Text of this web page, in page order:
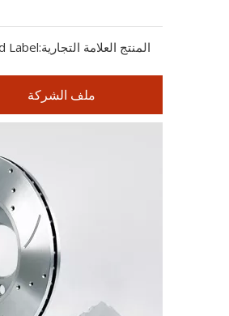
المنتج العلامة التجارية:Label
ملف الشركة